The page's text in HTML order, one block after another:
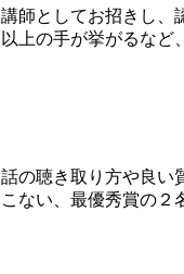
師としてお招きし
上の手が挙がるなど
聴き取り方や良い
い、最優秀賞の２